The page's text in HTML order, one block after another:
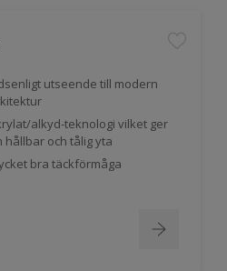
utseende till modern
alkyd-teknologi vilket ger
hållbar och tålig yta
bra täckförmåga